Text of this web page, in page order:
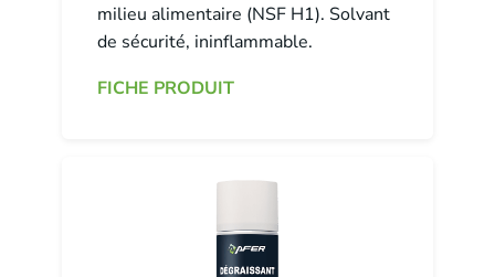
milieu alimentaire (NSF H1). Solvant
de sécurité, ininflammable.
FICHE PRODUIT